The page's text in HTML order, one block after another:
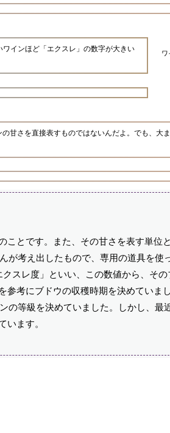
ワ
ワインほど「エクスレ」の数字が大きい
甘さを直接表すものではないんだよ。でも、大
ことです。また、その甘さを表す単位
が考え出したもので、専用の道具を使
スレ度」といい、この数値から、その
参考にブドウの収穫時期を決めていま
の等級を決めていました。しかし、最
います。